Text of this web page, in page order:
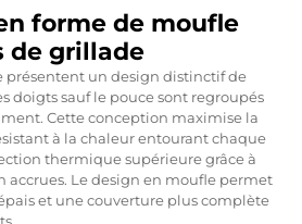
forme de moufle
de grillade
présentent un design distinctif de
doigts sauf le pouce sont regroupés
Cette conception maximise la
à la chaleur entourant chaque
thermique supérieure grâce à
accrues. Le design en moufle permet
et une couverture plus complète